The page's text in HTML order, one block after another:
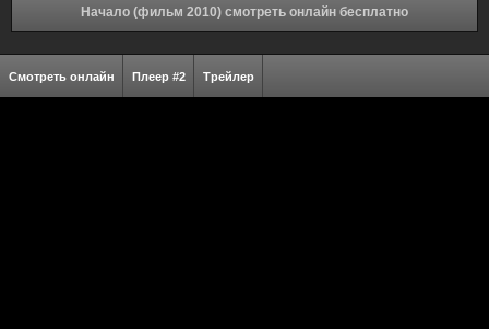
Начало (фильм 2010) смотреть онлайн бесплатно
Смотреть онлайн Плеер #2 Трейлер